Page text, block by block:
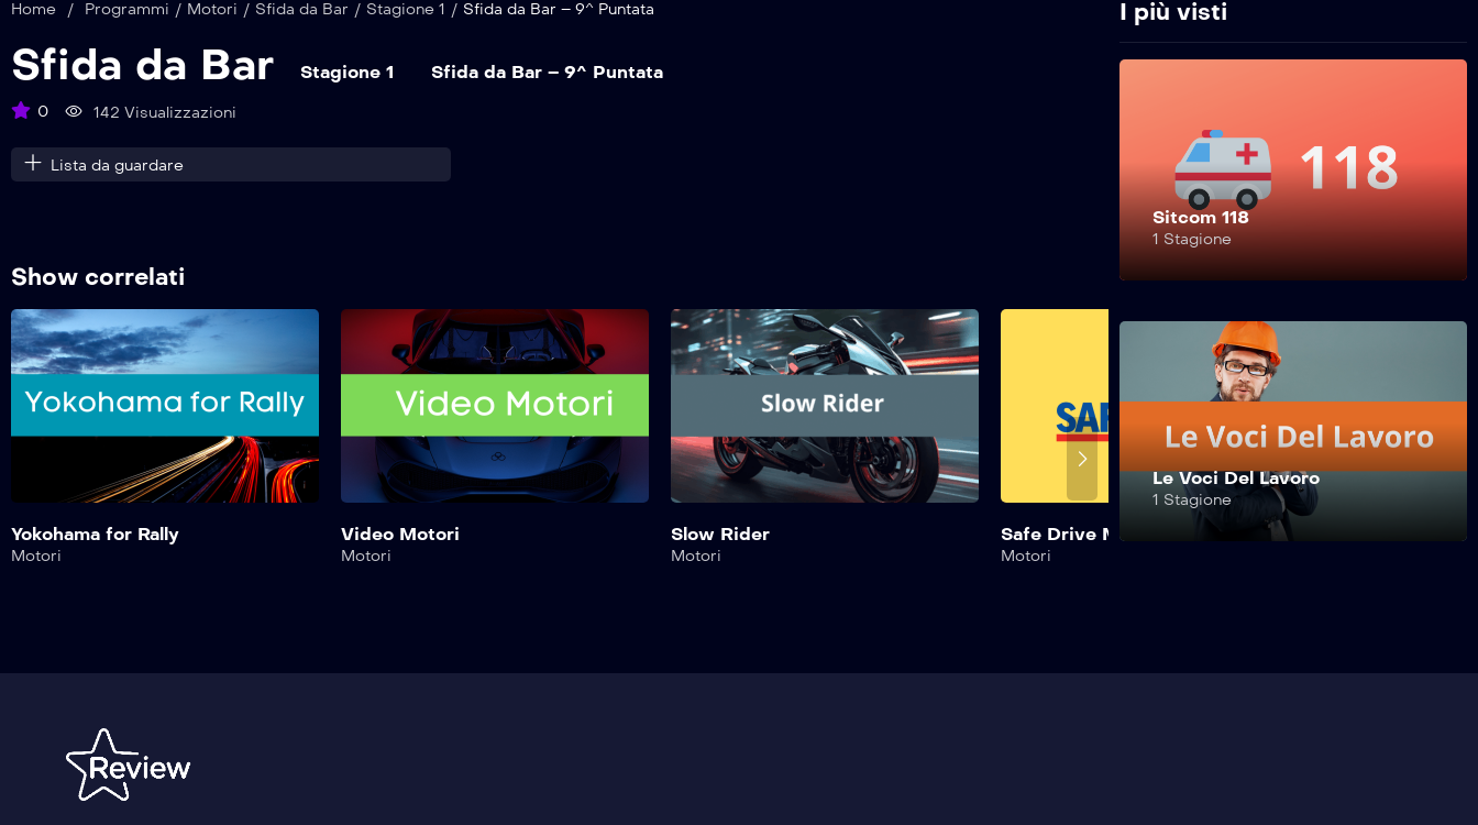
Sfida da Bar –
2^ Puntata
Home / Programmi / Motori / Sfida da Bar / Stagione 1 / Sfida da Bar – 9^ Puntata
Sfida da Bar Stagione 1 Sfida da Bar – 9^ Puntata
0 142 Visualizzazioni
Lista da guardare
Show correlati
Yokohama for Rally
Motori
Video Motori
Motori
Slow Rider
Motori
Safe Drive Motorsport
Motori
Safe Drive
I più visti
Sitcom 118
1 Stagione
Le Voci Del Lavoro
1 Stagione